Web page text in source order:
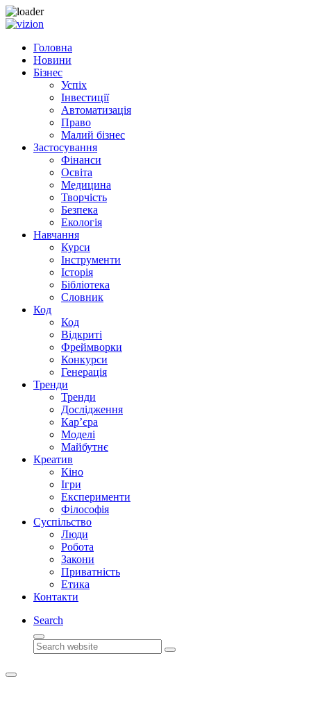
Skip
contentГоловна
Новини
Бізнес
Успіх
Інвестиції
Автоматизація
Право
Малий бізнес
Застосування
Фінанси
Освіта
Медицина
Творчість
Безпека
Екологія
Навчання
Курси
Інструменти
Історія
Бібліотека
Словник
Код
Код
Відкриті
Фреймворки
Конкурси
Генерація
Тренди
Тренди
Дослідження
Кар’єра
Моделі
Майбутнє
Креатив
Кіно
Ігри
Експерименти
Філософія
Суспільство
Люди
Робота
Закони
Приватність
Етика
Контакти
Search
Search